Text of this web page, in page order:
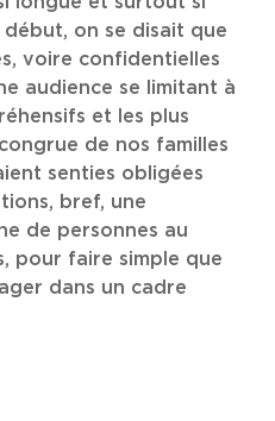
on se disait que
voire confidentielles
audience se limitant à
et les plus
de nos familles
senties obligées
bref, une
de personnes au
pour faire simple que
dans un cadre